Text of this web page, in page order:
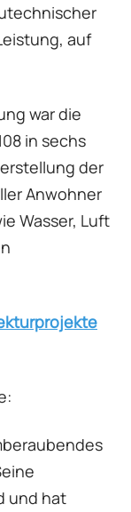
auf
war die
in sechs
der
Anwohner
Wasser, Luft
und hat